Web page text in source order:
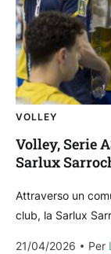
VOLLEY
Volley, Serie
Sarlux
Attraverso un
club, la Sarlux
21/04/2026
Per